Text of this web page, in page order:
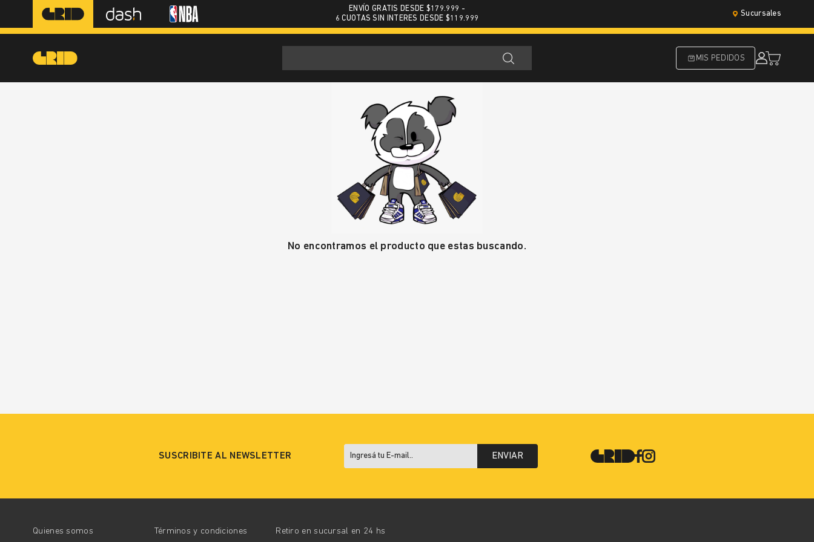
ENVÍO GRATIS DESDE $179.999 -
6 CUOTAS SIN INTERES DESDE $119.999
Sucursales
MIS PEDIDOS
No encontramos el producto que estas buscando.
SUSCRIBITE AL NEWSLETTER ENVIAR
Quienes somos Términos y condiciones Retiro en sucursal en 24 hs